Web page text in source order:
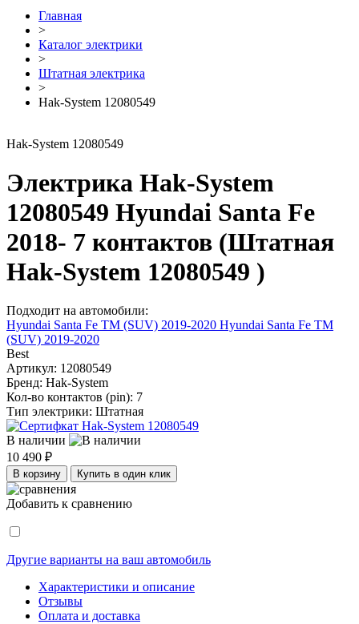
Главная
>
Каталог электрики
>
Штатная электрика
>
Hak-System 12080549
Hak-System 12080549
Электрика Hak-System
12080549 Hyundai Santa Fe
2018- 7 контактов (Штатная
Hak-System 12080549 )
Подходит на автомобили:
Hyundai Santa Fe TM (SUV) 2019-2020 Hyundai Santa Fe TM
(SUV) 2019-2020
Best
Артикул: 12080549
Бренд: Hak-System
Кол-во контактов (pin): 7
Тип электрики: Штатная
В наличии
10 490 ₽
В корзину Купить в один клик
Добавить к сравнению
Другие варианты на ваш автомобиль
Характеристики и описание
Отзывы
Оплата и доставка